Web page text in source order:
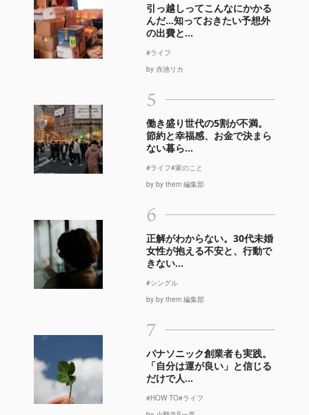
引っ越しってこんなにかかる
んだ…知っておきたい予想外
の出費と...
#ライフ
by 赤池リカ
5
働き盛り世代の5割が不満。
節約と幸福感、お金で決まら
ない暮ら...
#ライフ#家のこと
by by them 編集部
6
正解がわからない。30代未婚
女性が抱える不安と、行動で
きない...
#シングル
by by them 編集部
7
パナソニック創業者も実践。
「自分は運が良い」と信じる
だけで人...
#HOW TO#ライフ